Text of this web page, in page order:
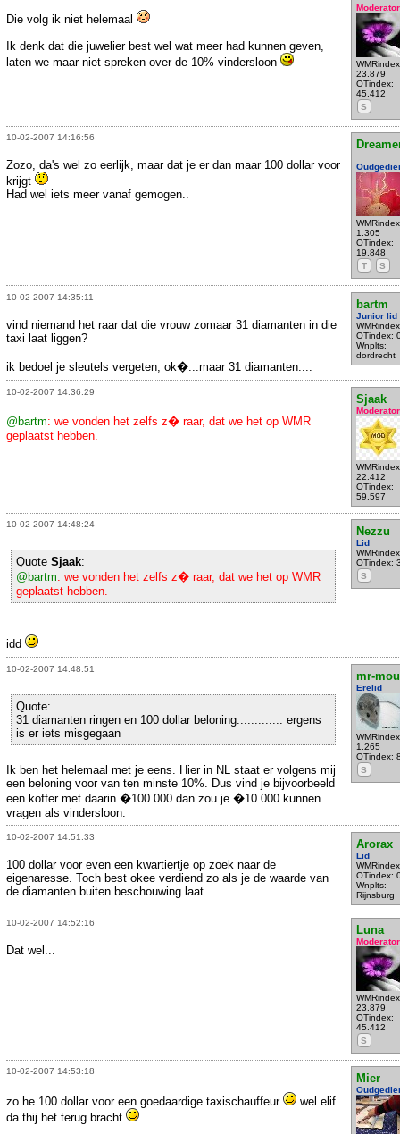
Moderator
23.879
OTindex:
45.412
S
Die volg ik niet helemaal
Ik denk dat die juwelier best wel wat meer had kunnen geven,
laten we maar niet spreken over de 10% vindersloon
10-02-2007 14:16:56
1.305
OTindex:
19.848
T
S
Zozo, da's wel zo eerlijk, maar dat je er dan maar 100 dollar voor
krijgt
Had wel iets meer vanaf gemogen..
10-02-2007 14:35:11
bartm
Junior lid
OTindex:
Wnplts:
dordrecht
vind niemand het raar dat die vrouw zomaar 31 diamanten in die
taxi laat liggen?
ik bedoel je sleutels vergeten, ok�...maar 31 diamanten....
10-02-2007 14:36:29
Sjaak
Moderator
22.412
OTindex:
59.597
@bartm: we vonden het zelfs z� raar, dat we het op WMR
geplaatst hebben.
10-02-2007 14:48:24
Nezzu
Lid
OTindex:
S
Quote Sjaak:
@bartm: we vonden het zelfs z� raar, dat we het op WMR
geplaatst hebben.
idd
10-02-2007 14:48:51
mr-
Erelid
1.265
OTindex:
S
Quote:
31 diamanten ringen en 100 dollar beloning............. ergens
is er iets misgegaan
Ik ben het helemaal met je eens. Hier in NL staat er volgens mij
een beloning voor van ten minste 10%. Dus vind je bijvoorbeeld
een koffer met daarin �100.000 dan zou je �10.000 kunnen
vragen als vindersloon.
10-02-2007 14:51:33
Arorax
Lid
OTindex:
Wnplts:
Rijnsburg
100 dollar voor even een kwartiertje op zoek naar de
eigenaresse. Toch best okee verdiend zo als je de waarde van
de diamanten buiten beschouwing laat.
10-02-2007 14:52:16
Luna
Moderator
23.879
OTindex:
45.412
S
Dat wel...
10-02-2007 14:53:18
Mier
zo he 100 dollar voor een goedaardige taxischauffeur
wel elif
da thij het terug bracht